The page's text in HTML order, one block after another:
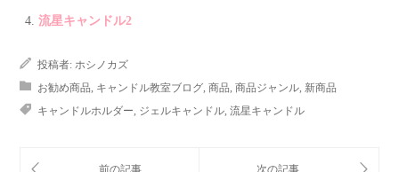
流星キャンドル2
投稿者: ホシノカズ
お勧め商品, キャンドル教室ブログ, 商品, 商品ジャンル, 新商品
キャンドルホルダー, ジェルキャンドル, 流星キャンドル